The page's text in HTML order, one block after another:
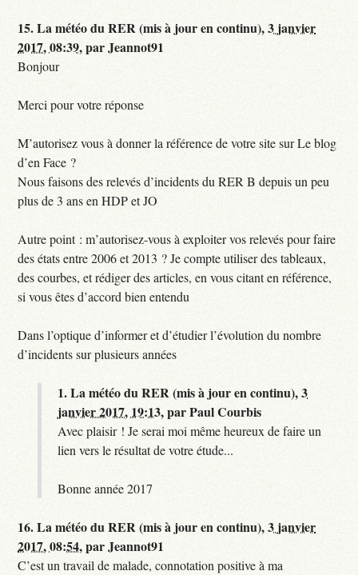
15.La météo du RER (mis à jour en continu),3 janvier
2017, 08:39,parJeannot91
Bonjour
Merci pour votre réponse
M’autorisez vous à donner la référence de votre site sur Le blog
d’en Face ?
Nous faisons des relevés d’incidents du RER B depuis un peu
plus de 3 ans en HDP et JO
Autre point : m’autorisez-vous à exploiter vos relevés pour faire
des états entre 2006 et 2013 ? Je compte utiliser des tableaux,
des courbes, et rédiger des articles, en vous citant en référence,
si vous êtes d’accord bien entendu
Dans l’optique d’informer et d’étudier l’évolution du nombre
d’incidents sur plusieurs années
1.La météo du RER (mis à jour en continu),3
janvier 2017, 19:13,parPaul Courbis
Avec plaisir ! Je serai moi même heureux de faire un
lien vers le résultat de votre étude...
Bonne année 2017
16.La météo du RER (mis à jour en continu),3 janvier
2017, 08:54,parJeannot91
C’est un travail de malade, connotation positive à ma